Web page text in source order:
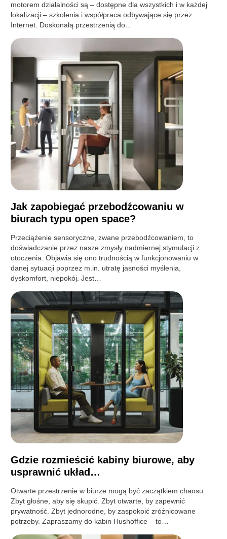
motorem działalności są – dostępne dla wszystkich i w każdej
lokalizacji – szkolenia i współpraca odbywające się przez
Internet. Doskonałą przestrzenią do…
Jak zapobiegać przebodźcowaniu w
biurach typu open space?
Przeciążenie sensoryczne, zwane przebodźcowaniem, to
doświadczanie przez nasze zmysły nadmiernej stymulacji z
otoczenia. Objawia się ono trudnością w funkcjonowaniu w
danej sytuacji poprzez m.in. utratę jasności myślenia,
dyskomfort, niepokój. Jest…
Gdzie rozmieścić kabiny biurowe, aby
usprawnić układ…
Otwarte przestrzenie w biurze mogą być zaczątkiem chaosu.
Zbyt głośne, aby się skupić. Zbyt otwarte, by zapewnić
prywatność. Zbyt jednorodne, by zaspokoić zróżnicowane
potrzeby. Zapraszamy do kabin Hushoffice – to…